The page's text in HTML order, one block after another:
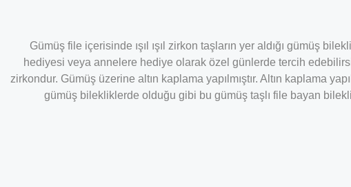
Gümüş file içerisinde ışıl ışıl zirkon taşların yer aldığı gümüş
hediyesi veya annelere hediye olarak özel günlerde tercih
zirkondur. Gümüş üzerine altın kaplama yapılmıştır. Altın kaplama
gümüş bilekliklerde olduğu gibi bu gümüş taşlı file bayan